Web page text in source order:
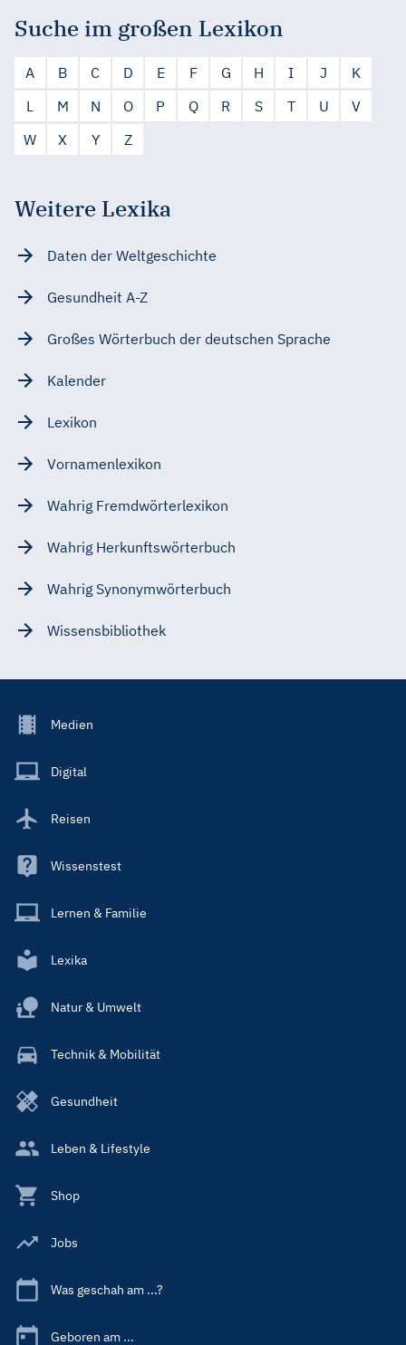
Suche im großen Lexikon
A B C D E F G H I J
K
L
M N O P Q R S T U
V
W
X Y Z
Weitere Lexika
Daten der Weltgeschichte
Gesundheit A-Z
Großes Wörterbuch der deutschen Sprache
Kalender
Lexikon
Vornamenlexikon
Wahrig Fremdwörterlexikon
Wahrig Herkunftswörterbuch
Wahrig Synonymwörterbuch
Wissensbibliothek
Footer
Main
Medien
Digital
Reisen
Wissenstest
Lernen & Familie
Lexika
Natur & Umwelt
Technik & Mobilität
Gesundheit
Leben & Lifestyle
Shop
Jobs
Was geschah am ...?
Geboren am ...